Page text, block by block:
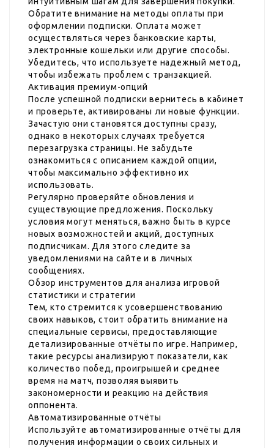
Обратите внимание на методы оплаты при
оформлении подписки. Оплата может
осуществляться через банковские карты,
электронные кошельки или другие способы.
Убедитесь, что используете надежный метод,
чтобы избежать проблем с транзакцией.
Активация премиум-опций
После успешной подписки вернитесь в кабинет
и проверьте, активированы ли новые функции.
Зачастую они становятся доступны сразу,
однако в некоторых случаях требуется
перезагрузка страницы. Не забудьте
ознакомиться с описанием каждой опции,
чтобы максимально эффективно их
использовать.
Регулярно проверяйте обновления и
существующие предложения. Поскольку
условия могут меняться, важно быть в курсе
новых возможностей и акций, доступных
подписчикам. Для этого следите за
уведомлениями на сайте и в личных
сообщениях.
Обзор инструментов для анализа игровой
статистики и стратегии
Тем, кто стремится к усовершенствованию
своих навыков, стоит обратить внимание на
специальные сервисы, предоставляющие
детализированные отчёты по игре. Например,
такие ресурсы анализируют показатели, как
количество побед, проигрышей и среднее
время на матч, позволяя выявить
закономерности и реакцию на действия
оппонента.
Автоматизированные отчёты
Используйте автоматизированные отчёты для
получения информации о своих сильных и